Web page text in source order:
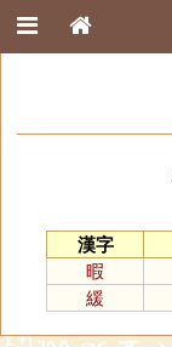
漢字
暇
緩